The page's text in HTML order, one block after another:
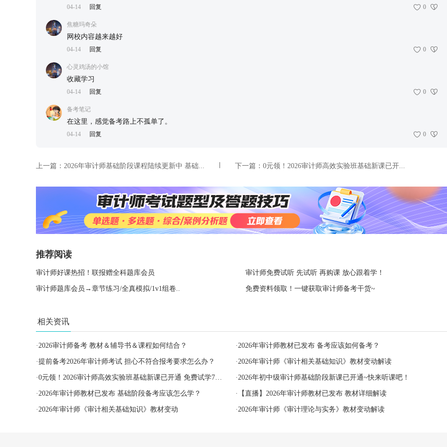
04-14 回复 0
焦糖玛奇朵
网校内容越来越好
04-14 回复 0
心灵鸡汤的小馆
收藏学习
04-14 回复 0
备考笔记
在这里，感觉备考路上不孤单了。
04-14 回复 0
上一篇： 2026年审计师基础阶段课程陆续更新中 基础... 下一篇： 0元领！2026审计师高效实验班基础新课已开...
推荐阅读
审计师好课热招！联报赠全科题库会员 审计师免费试听 先试听 再购课 放心跟着学！
审计师题库会员→章节练习/全真模拟/1v1组卷.. 免费资料领取！一键获取审计师备考干货~
相关资讯
·2026审计师备考 教材＆辅导书＆课程如何结合？ ·2026年审计师教材已发布 备考应该如何备考？
·提前备考2026年审计师考试 担心不符合报考要求怎么办？ ·2026年审计师《审计相关基础知识》教材变动解读
·0元领！2026审计师高效实验班基础新课已开通 免费试学7天~ ·2026年初中级审计师基础阶段新课已开通~快来听课吧！
·2026年审计师教材已发布 基础阶段备考应该怎么学？ · 【直播】2026年审计师教材已发布 教材详细解读
·2026年审计师《审计相关基础知识》教材变动 ·2026年审计师《审计理论与实务》教材变动解读